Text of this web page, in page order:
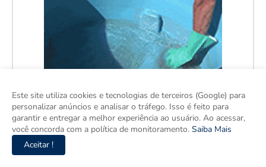
Este site utiliza cookies e tecnologias de terceiros (Google) para
personalizar anúncios e analisar o tráfego. Isso é feito para
garantir e entregar a melhor experiência ao usuário. Ao acessar,
você concorda com a política de monitoramento. Saiba Mais
Aceitar !